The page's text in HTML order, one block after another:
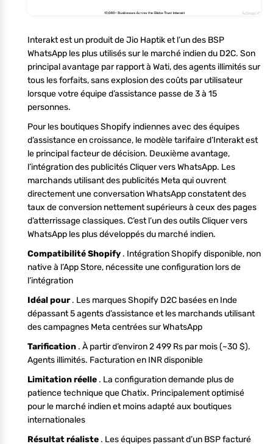
Interakt est un produit de Jio Haptik et l’un des BSP
WhatsApp les plus utilisés sur le marché indien du D2C. Son
principal avantage par rapport à Wati, des agents illimités sur
tous les forfaits, sans explosion des coûts par utilisateur
lorsque votre équipe d’assistance passe de 3 à 15
personnes.
Pour les boutiques Shopify indiennes avec des équipes
d’assistance en croissance, le modèle tarifaire d’Interakt est
le principal facteur de décision. Deuxième avantage,
l’intégration des publicités Cliquer vers WhatsApp. Les
marchands utilisant des publicités Meta qui ouvrent
directement une conversation WhatsApp constatent des
taux de conversion nettement supérieurs à ceux des pages
d’atterrissage classiques. C’est l’un des outils Cliquer vers
WhatsApp les plus développés du marché indien.
Compatibilité Shopify . Intégration Shopify disponible, non
native à l’App Store, nécessite une configuration lors de
l’intégration
Idéal pour. Les marques Shopify D2C basées en Inde
dépassant 5 agents d’assistance et les marchands utilisant
des campagnes Meta centrées sur WhatsApp
Tarification . À partir d’environ 2 499 Rs par mois (~30 $).
Agents illimités. Facturation en INR disponible
Limitation réelle . La configuration demande plus de
patience technique que Chatix. Principalement optimisé
pour le marché indien et moins adapté aux boutiques
internationales
Résultat réaliste . Les équipes passant d’un BSP facturé